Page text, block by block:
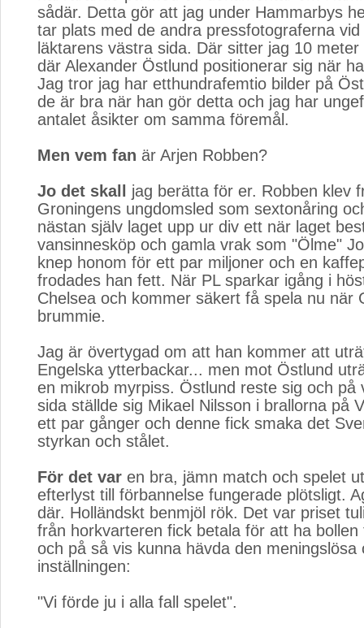
sådär. Detta gör att jag under Hammarbys
tar plats med de andra pressfotograferna vid
läktarens västra sida. Där sitter jag 10
där Alexander Östlund positionerar sig när
Jag tror jag har etthundrafemtio bilder på
de är bra när han gör detta och jag har
antalet åsikter om samma föremål.
Men vem fan är Arjen Robben?
Jo det skall
jag berätta för er. Robben klev
Groningens ungdomsled som sextonåring
nästan själv laget upp ur div ett när laget
vansinnesköp och gamla vrak som "Ölme"
knep honom för ett par miljoner och en
frodades han fett. När PL sparkar igång i
Chelsea och kommer säkert få spela nu när
brummie.
Jag är övertygad om att han kommer att
Engelska ytterbackar... men mot Östlund
en mikrob myrpiss. Östlund reste sig och på
sida ställde sig Mikael Nilsson i brallorna på
ett par gånger och denne fick smaka det
styrkan och stålet.
För det var en bra, jämn match och spelet
efterlyst till förbannelse fungerade plötsligt.
där. Holländskt benmjöl rök. Det var priset
från horkvarteren fick betala för att ha
och på så vis kunna hävda den meningslösa
inställningen:
"Vi förde ju i alla fall spelet".